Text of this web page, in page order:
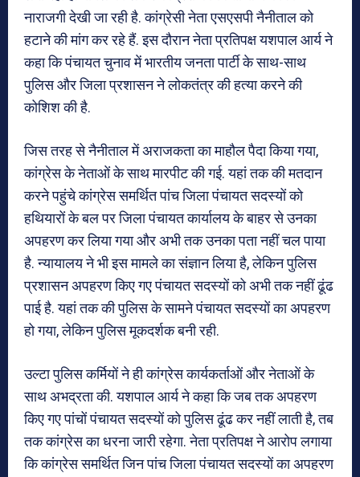
नाराजगी देखी जा रही है. कांग्रेसी नेता एसएसपी नैनीताल को
हटाने की मांग कर रहे हैं. इस दौरान नेता प्रतिपक्ष यशपाल आर्य ने
कहा कि पंचायत चुनाव में भारतीय जनता पार्टी के साथ-साथ
पुलिस और जिला प्रशासन ने लोकतंत्र की हत्या करने की
कोशिश की है.
जिस तरह से नैनीताल में अराजकता का माहौल पैदा किया गया,
कांग्रेस के नेताओं के साथ मारपीट की गई. यहां तक की मतदान
करने पहुंचे कांग्रेस समर्थित पांच जिला पंचायत सदस्यों को
हथियारों के बल पर जिला पंचायत कार्यालय के बाहर से उनका
अपहरण कर लिया गया और अभी तक उनका पता नहीं चल पाया
है. न्यायालय ने भी इस मामले का संज्ञान लिया है, लेकिन पुलिस
प्रशासन अपहरण किए गए पंचायत सदस्यों को अभी तक नहीं ढूंढ
पाई है. यहां तक की पुलिस के सामने पंचायत सदस्यों का अपहरण
हो गया, लेकिन पुलिस मूकदर्शक बनी रही.
उल्टा पुलिस कर्मियों ने ही कांग्रेस कार्यकर्ताओं और नेताओं के
साथ अभद्रता की. यशपाल आर्य ने कहा कि जब तक अपहरण
किए गए पांचों पंचायत सदस्यों को पुलिस ढूंढ कर नहीं लाती है, तब
तक कांग्रेस का धरना जारी रहेगा. नेता प्रतिपक्ष ने आरोप लगाया
कि कांग्रेस समर्थित जिन पांच जिला पंचायत सदस्यों का अपहरण